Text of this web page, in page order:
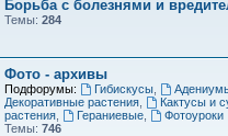
Борьба с болезнями и
Темы: 284
Фото - архивы
Подфорумы: Гибискусы,
Декоративные растения
Кактусы и
растения
Гераниевые,
Фотоуроки
Темы: 746